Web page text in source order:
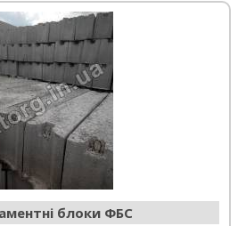
блоки ФБС